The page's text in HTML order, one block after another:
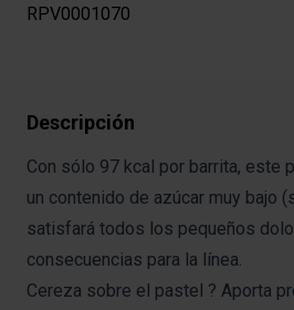
RPV0001070
Descripción
Con sólo 97 kcal por barrita, este
un contenido de azúcar muy bajo
satisfará todos los pequeños
consecuencias para la línea.
Cereza sobre el pastel ? Aporta